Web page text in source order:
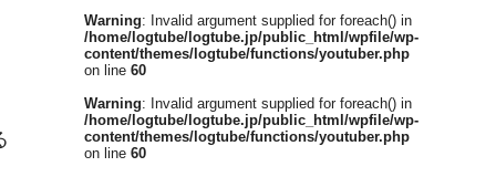
Warning: Invalid argument supplied for foreach() in
/home/logtube/logtube.jp/public_html/wpfile/wp-
content/themes/logtube/functions/youtuber.php
on line 60
Warning: Invalid argument supplied for foreach() in
/home/logtube/logtube.jp/public_html/wpfile/wp-
content/themes/logtube/functions/youtuber.php
on line 60